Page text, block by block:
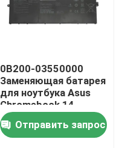
0B200-03550000
Заменяющая батарея
для ноутбука Asus
Chromebook 14
C433TA/Flip C433
Отправить запрос